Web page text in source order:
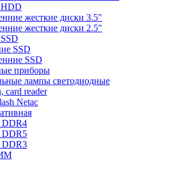
жесткие диски 3.5"
жесткие диски 2.5"
SSD
SSD
приборы
лампы светодиодные
card reader
Netac